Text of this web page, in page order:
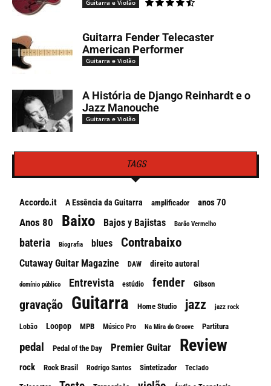
Guitarra e Violão
Guitarra Fender Telecaster
American Performer
Guitarra e Violão
A História de Django Reinhardt e o
Jazz Manouche
Guitarra e Violão
TAGS
Accordo.it A Essência da Guitarra amplificador anos 70
Anos 80 Baixo Bajos y Bajistas Barão Vermelho
bateria Biografia blues Contrabaixo
Cutaway Guitar Magazine DAW direito autoral
domínio público Entrevista estúdio fender Gibson
gravação Guitarra Home Studio jazz jazz rock
Lobão Loopop MPB Músico Pro Na Mira do Groove Partitura
pedal Pedal of the Day Premier Guitar Review
rock Rock Brasil Rodrigo Santos Sintetizador Teclado